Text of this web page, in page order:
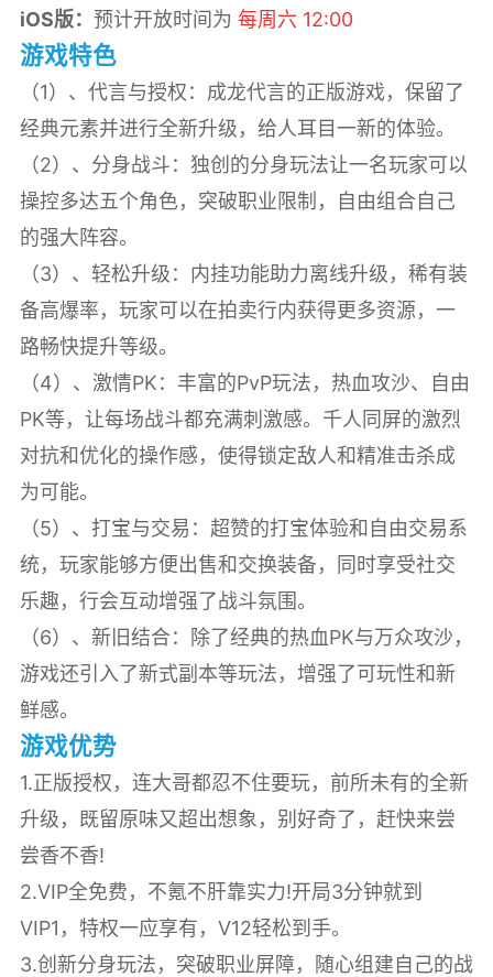
iOS版： 预计开放时间为 每周六 12:00
游戏特色
（1）、代言与授权：成龙代言的正版游戏，保留了
经典元素并进行全新升级，给人耳目一新的体验。
（2）、分身战斗：独创的分身玩法让一名玩家可以
操控多达五个角色，突破职业限制，自由组合自己
的强大阵容。
（3）、轻松升级：内挂功能助力离线升级，稀有装
备高爆率，玩家可以在拍卖行内获得更多资源，一
路畅快提升等级。
（4）、激情PK：丰富的PvP玩法，热血攻沙、自由
PK等，让每场战斗都充满刺激感。千人同屏的激烈
对抗和优化的操作感，使得锁定敌人和精准击杀成
为可能。
（5）、打宝与交易：超赞的打宝体验和自由交易系
统，玩家能够方便出售和交换装备，同时享受社交
乐趣，行会互动增强了战斗氛围。
（6）、新旧结合：除了经典的热血PK与万众攻沙，
游戏还引入了新式副本等玩法，增强了可玩性和新
鲜感。
游戏优势
1.正版授权，连大哥都忍不住要玩，前所未有的全新
升级，既留原味又超出想象，别好奇了，赶快来尝
尝香不香!
2.VIP全免费，不氪不肝靠实力!开局3分钟就到
VIP1，特权一应享有，V12轻松到手。
3.创新分身玩法，突破职业屏障，随心组建自己的战